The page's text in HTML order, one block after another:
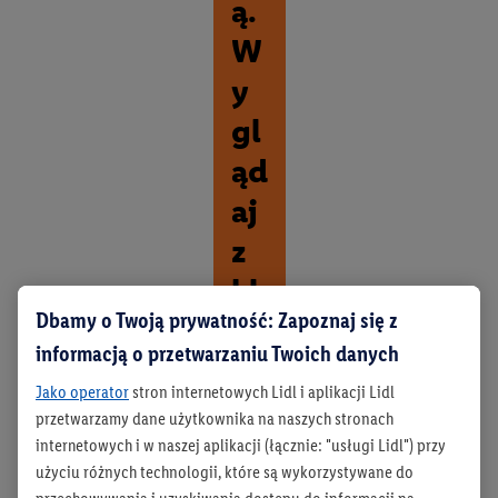
ą.
W
y
gl
ąd
aj
z
kl
as
ą.
O
d
k
r
Dbamy o Twoją prywatność: Zapoznaj się z
informacją o przetwarzaniu Twoich danych
Jako operatorstron internetowych Lidl i aplikacji Lidl
przetwarzamy dane użytkownika na naszych stronach
internetowych i w naszej aplikacji (łącznie: "usługi Lidl") przy
użyciu różnych technologii, które są wykorzystywane do